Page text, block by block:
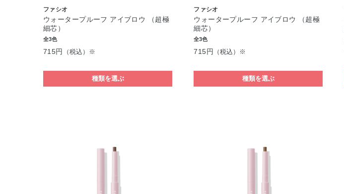
ファシオ
ウォータープルーフ アイブロウ （超極
細芯）
全3色
715円 （税込）※
種類を選ぶ
ファシオ
ウォータープルーフ アイブロウ （超極
細芯）
全3色
715円 （税込）※
種類を選ぶ